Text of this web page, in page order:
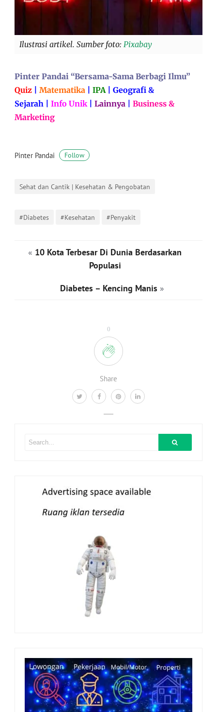
0
Share
Ilustrasi artikel. Sumber foto: Pixabay
Pinter Pandai “Bersama-Sama Berbagi Ilmu”
Quiz
Matematika IPA
Geografi &
Sejarah
Info Unik Lainnya
Business &
Marketing
Pinter Pandai Follow
Sehat dan Cantik | Kesehatan & Pengobatan
#Diabetes #Kesehatan #Penyakit
« 10 Kota Terbesar Di Dunia Berdasarkan
Populasi
Diabetes – Kencing Manis »